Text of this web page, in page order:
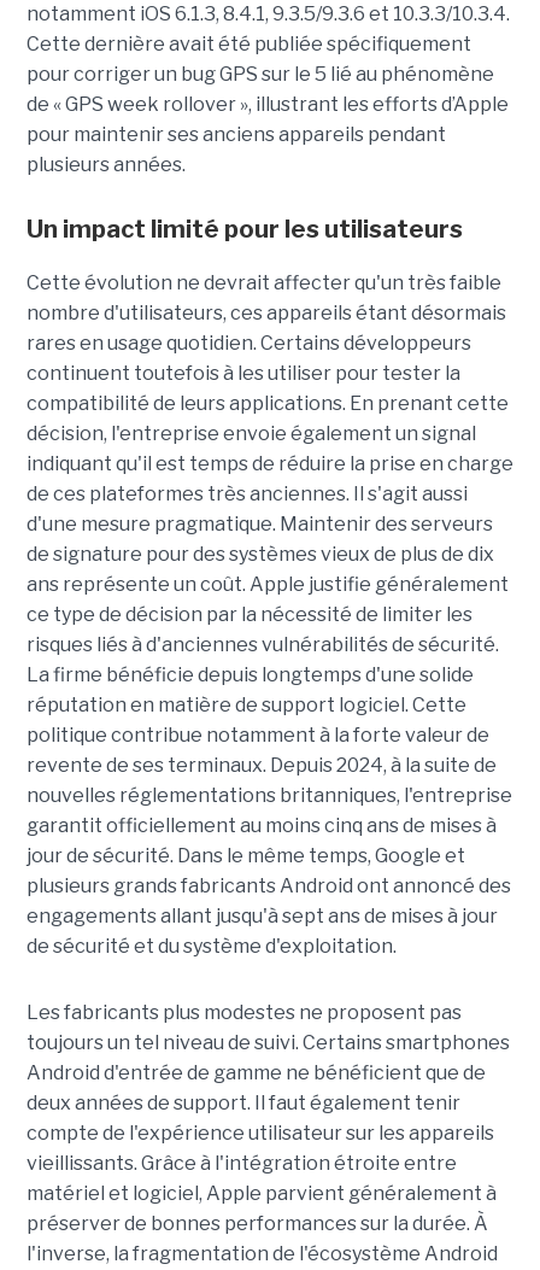
notamment iOS 6.1.3, 8.4.1, 9.3.5/9.3.6 et 10.3.3/10.3.4.
Cette dernière avait été publiée spécifiquement
pour corriger un bug GPS sur le 5 lié au phénomène
de « GPS week rollover », illustrant les efforts d’Apple
pour maintenir ses anciens appareils pendant
plusieurs années.
Un impact limité pour les utilisateurs
Cette évolution ne devrait affecter qu'un très faible
nombre d'utilisateurs, ces appareils étant désormais
rares en usage quotidien. Certains développeurs
continuent toutefois à les utiliser pour tester la
compatibilité de leurs applications. En prenant cette
décision, l'entreprise envoie également un signal
indiquant qu'il est temps de réduire la prise en charge
de ces plateformes très anciennes. Il s'agit aussi
d'une mesure pragmatique. Maintenir des serveurs
de signature pour des systèmes vieux de plus de dix
ans représente un coût. Apple justifie généralement
ce type de décision par la nécessité de limiter les
risques liés à d'anciennes vulnérabilités de sécurité.
La firme bénéficie depuis longtemps d'une solide
réputation en matière de support logiciel. Cette
politique contribue notamment à la forte valeur de
revente de ses terminaux. Depuis 2024, à la suite de
nouvelles réglementations britanniques, l'entreprise
garantit officiellement au moins cinq ans de mises à
jour de sécurité. Dans le même temps, Google et
plusieurs grands fabricants Android ont annoncé des
engagements allant jusqu'à sept ans de mises à jour
de sécurité et du système d'exploitation.
Les fabricants plus modestes ne proposent pas
toujours un tel niveau de suivi. Certains smartphones
Android d'entrée de gamme ne bénéficient que de
deux années de support. Il faut également tenir
compte de l'expérience utilisateur sur les appareils
vieillissants. Grâce à l'intégration étroite entre
matériel et logiciel, Apple parvient généralement à
préserver de bonnes performances sur la durée. À
l'inverse, la fragmentation de l'écosystème Android